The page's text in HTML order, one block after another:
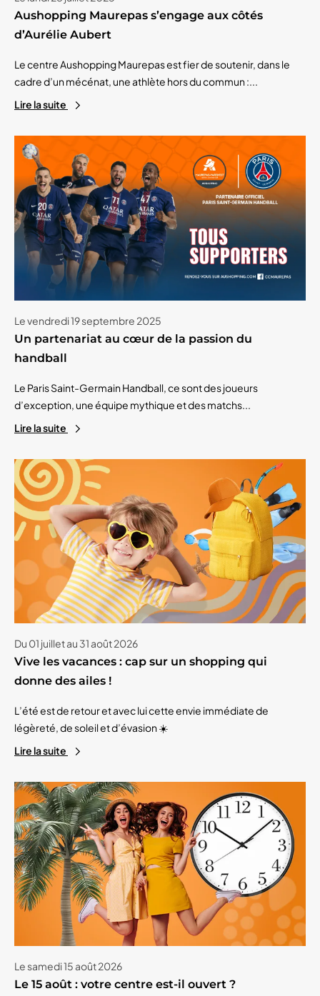
Aushopping Maurepas s’engage aux côtés
d’Aurélie Aubert
Le centre Aushopping Maurepas est fier de soutenir, dans le
cadre d’un mécénat, une athlète hors du commun :...
Lire la suite
Le vendredi 19 septembre 2025
Un partenariat au cœur de la passion du
handball
Le Paris Saint-Germain Handball, ce sont des joueurs
d’exception, une équipe mythique et des matchs...
Lire la suite
Du 01 juillet au 31 août 2026
Vive les vacances : cap sur un shopping qui
donne des ailes !
L’été est de retour et avec lui cette envie immédiate de
légèreté, de soleil et d’évasion ☀️
Lire la suite
Le samedi 15 août 2026
Le 15 août : votre centre est-il ouvert ?